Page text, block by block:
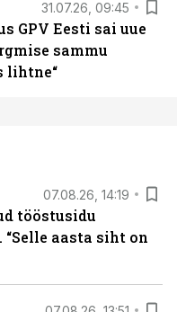
31.07.26, 09:45
GPV Eesti sai uue
sammu
lihtne“
07.08.26, 14:19
tööstusidu
aasta siht on